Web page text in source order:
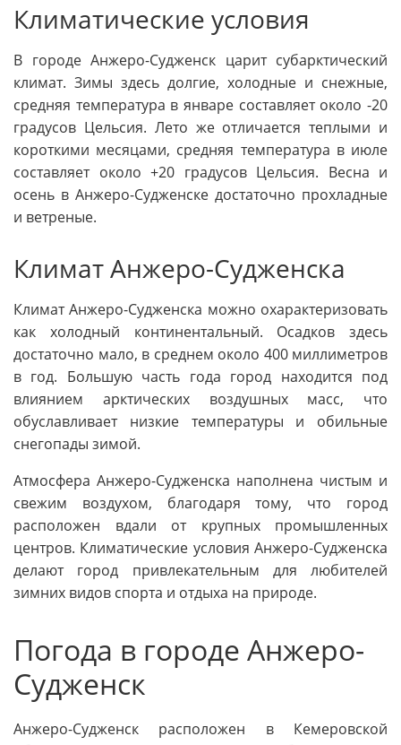
Климатические условия
В городе Анжеро-Судженск царит субарктический
климат. Зимы здесь долгие, холодные и снежные,
средняя температура в январе составляет около -20
градусов Цельсия. Лето же отличается теплыми и
короткими месяцами, средняя температура в июле
составляет около +20 градусов Цельсия. Весна и
осень в Анжеро-Судженске достаточно прохладные
и ветреные.
Климат Анжеро-Судженска
Климат Анжеро-Судженска можно охарактеризовать
как холодный континентальный. Осадков здесь
достаточно мало, в среднем около 400 миллиметров
в год. Большую часть года город находится под
влиянием арктических воздушных масс, что
обуславливает низкие температуры и обильные
снегопады зимой.
Атмосфера Анжеро-Судженска наполнена чистым и
свежим воздухом, благодаря тому, что город
расположен вдали от крупных промышленных
центров. Климатические условия Анжеро-Судженска
делают город привлекательным для любителей
зимних видов спорта и отдыха на природе.
Погода в городе Анжеро-
Судженск
Анжеро-Судженск расположен в Кемеровской